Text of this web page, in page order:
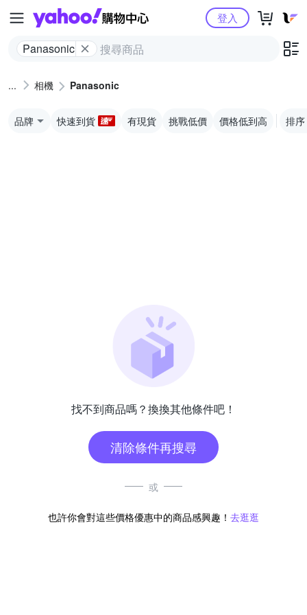
Yahoo購物中心
Panasonic
登入
相機 Panasonic
品牌 快速到貨 有現貨 挑戰低價 價格低到高 排序
找不到商品嗎？換換其他條件吧！
清除條件再搜尋
或
也許你會對這些價格優惠中的商品感興趣！ 去逛逛